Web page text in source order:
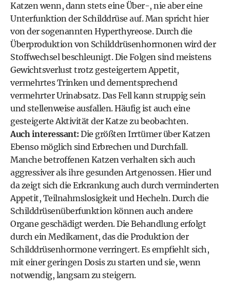
Katzen wenn, dann stets eine Über-, nie aber eine
Unterfunktion der Schilddrüse auf. Man spricht hier
von der sogenannten Hyperthyreose. Durch die
Überproduktion von Schilddrüsenhormonen wird der
Stoffwechsel beschleunigt. Die Folgen sind meistens
Gewichtsverlust trotz gesteigertem Appetit,
vermehrtes Trinken und dementsprechend
vermehrter Urinabsatz. Das Fell kann struppig sein
und stellenweise ausfallen. Häufig ist auch eine
gesteigerte Aktivität der Katze zu beobachten.
Auch interessant: Die größten Irrtümer über Katzen
Ebenso möglich sind Erbrechen und Durchfall.
Manche betroffenen Katzen verhalten sich auch
aggressiver als ihre gesunden Artgenossen. Hier und
da zeigt sich die Erkrankung auch durch verminderten
Appetit, Teilnahmslosigkeit und Hecheln. Durch die
Schilddrüsenüberfunktion können auch andere
Organe geschädigt werden. Die Behandlung erfolgt
durch ein Medikament, das die Produktion der
Schilddrüsenhormone verringert. Es empfiehlt sich,
mit einer geringen Dosis zu starten und sie, wenn
notwendig, langsam zu steigern.